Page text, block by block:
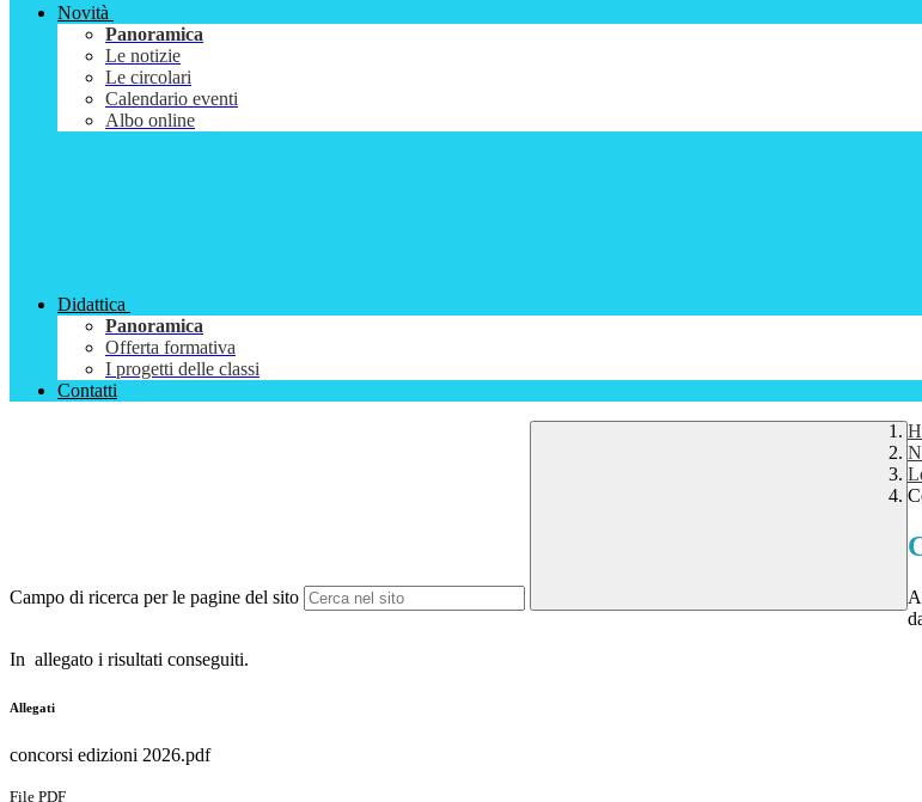
Novità
Panoramica
Le notizie
Le circolari
Calendario eventi
Albo online
Didattica
Panoramica
Offerta formativa
I progetti delle classi
Contatti
Campo di ricerca per le pagine del sito
In allegato i risultati conseguiti.
Allegati
concorsi edizioni 2026.pdf
File PDF